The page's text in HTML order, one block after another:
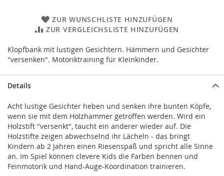
ZUR WUNSCHLISTE HINZUFÜGEN
ZUR VERGLEICHSLISTE HINZUFÜGEN
Klopfbank mit lustigen Gesichtern. Hämmern und Gesichter
"versenken". Motoriktraining für Kleinkinder.
Details
Acht lustige Gesichter heben und senken ihre bunten Köpfe,
wenn sie mit dem Holzhammer getroffen werden. Wird ein
Holzstift "versenkt", taucht ein anderer wieder auf. Die
Holzstifte zeigen abwechselnd ihr Lächeln - das bringt
Kindern ab 2 Jahren einen Riesenspaß und spricht alle Sinne
an. Im Spiel können clevere Kids die Farben bennen und
Feinmotorik und Hand-Auge-Koordination trainieren.